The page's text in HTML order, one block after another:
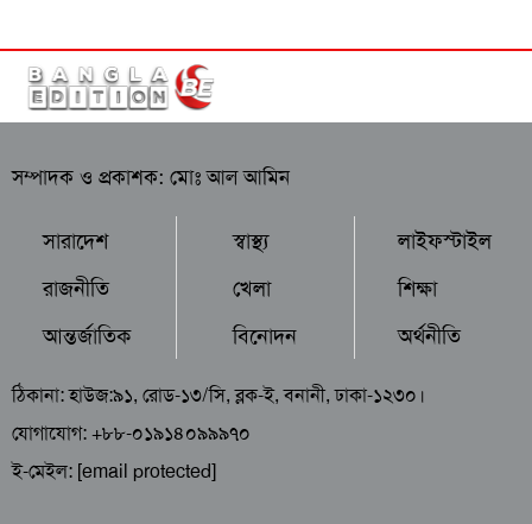
সম্পাদক ও প্রকাশক: মোঃ আল আমিন
সারাদেশ
রাজনীতি
আন্তর্জাতিক
স্বাস্থ্য
খেলা
বিনোদন
লাইফস্টাইল
শিক্ষা
অর্থনীতি
ঠিকানা: হাউজ:৯১, রোড-১৩/সি, ব্লক-ই, বনানী, ঢাকা-১২৩০।
যোগাযোগ: +৮৮-০১৯১৪০৯৯৯৭০
ই-মেইল: [email protected]